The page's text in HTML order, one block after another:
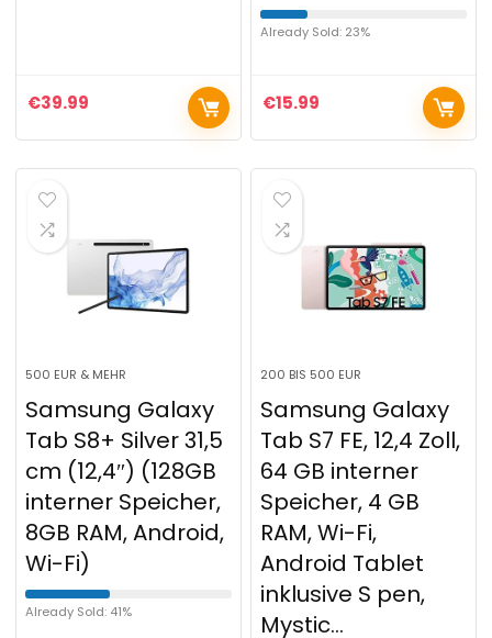
€39.99
Already Sold: 23%
€15.99
500 EUR & MEHR
Samsung Galaxy
Tab S8+ Silver 31,5
cm (12,4″) (128GB
interner Speicher,
8GB RAM, Android,
Wi-Fi)
Already Sold: 41%
200 BIS 500 EUR
Samsung Galaxy
Tab S7 FE, 12,4 Zoll,
64 GB interner
Speicher, 4 GB
RAM, Wi-Fi,
Android Tablet
inklusive S pen,
Mystic…